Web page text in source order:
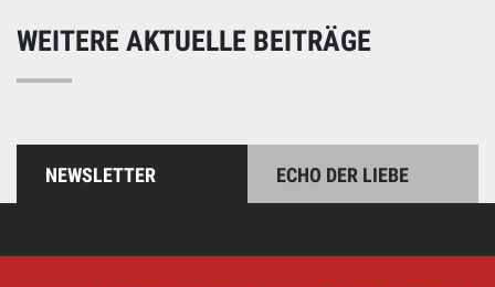
WEITERE AKTUELLE BEITRÄGE
NEWSLETTER ECHO DER LIEBE